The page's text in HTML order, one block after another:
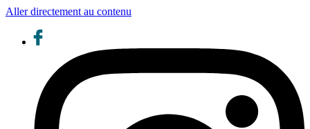
Aller directement au contenu